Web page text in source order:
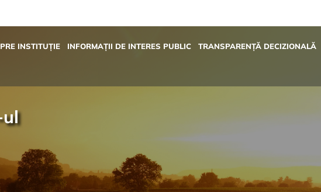
INSTITUȚIE INFORMAȚII DE INTERES PUBLIC TRANSPARENȚĂ DECIZIONALĂ